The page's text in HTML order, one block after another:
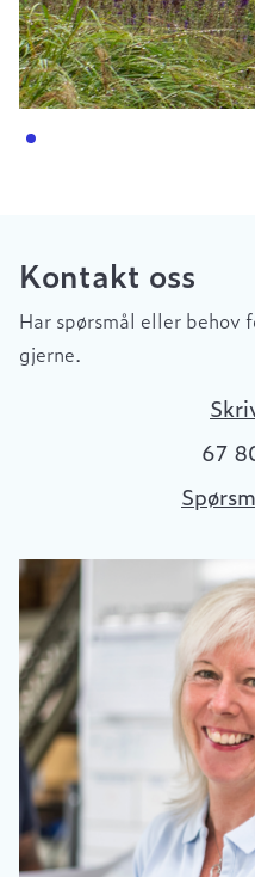
Kontakt oss
Har spørsmål eller behov
gjerne.
67